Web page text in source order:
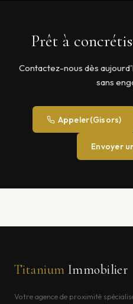
Prêt à
Contactez-nous dès
sans
Appeler(Gisors)
Envoyer
Titanium Immobilier
Votre agence de proximité